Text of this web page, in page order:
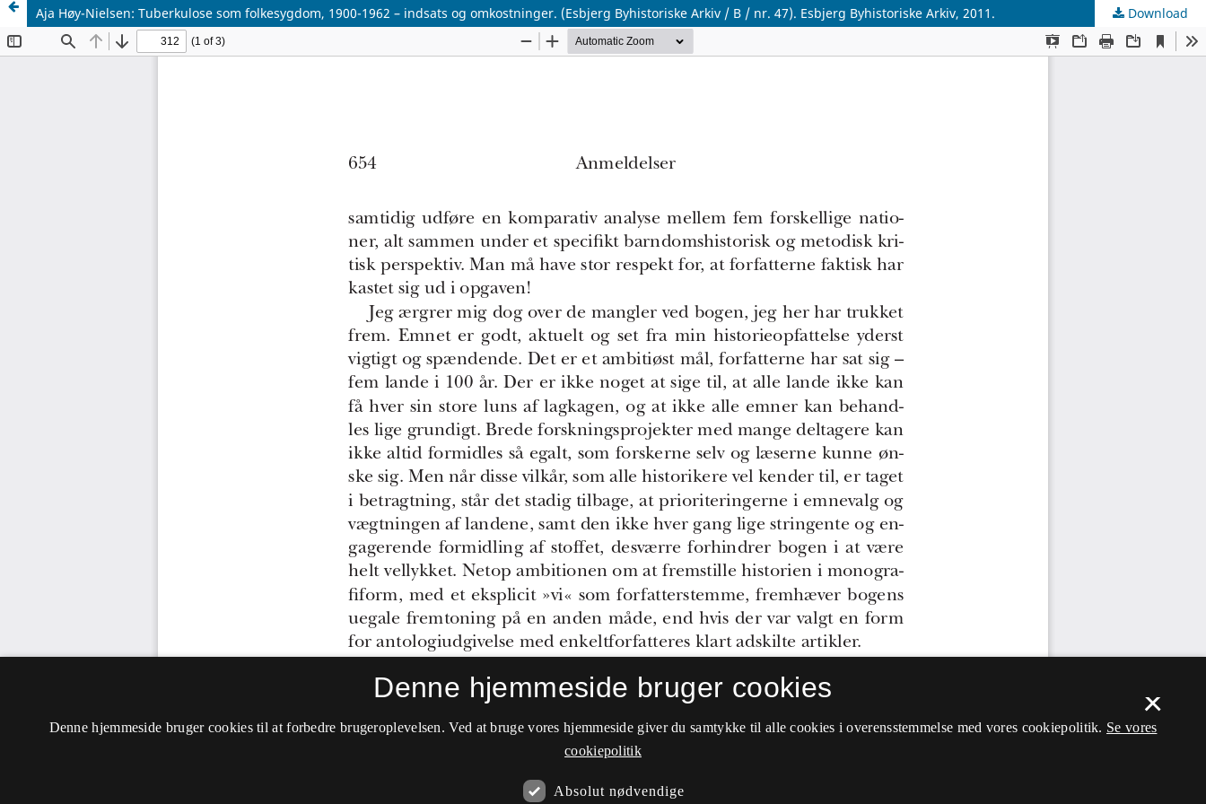
Aja Høy-Nielsen: Tuberkulose som folkesygdom, 1900-1962 – indsats og omkostninger. (Esbjerg Byhistoriske Arkiv / B / nr. 47). Esbjerg Byhistoriske Arkiv, 2011. Download
×
Denne hjemmeside bruger cookies
Denne hjemmeside bruger cookies til at forbedre brugeroplevelsen. Ved at bruge vores hjemmeside giver du samtykke til alle cookies i overensstemmelse med vores cookiepolitik. Se vores
cookiepolitik
Absolut nødvendige